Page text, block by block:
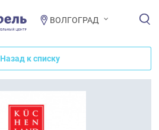
ВОЛГОГРАД
Назад к списку